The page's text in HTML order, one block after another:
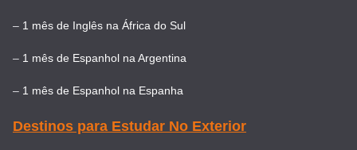
– 1 mês de Inglês na África do Sul
– 1 mês de Espanhol na Argentina
– 1 mês de Espanhol na Espanha
Destinos para Estudar No Exterior